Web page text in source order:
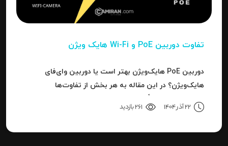
تفاوت دوربین PoE و Wi-Fi هایک‌ ویژن
دوربین PoE هایک‌ویژن بهتر است یا دوربین وای‌فای
هایک‌ویژن؟ در این مقاله به هر بخش از تفاوت‌ها
بهترین انتخاب است.
22 آذر 1404 261 بازدید